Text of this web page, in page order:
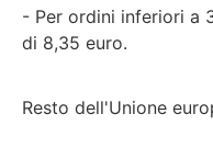
- Per ordini inferiori a
di 8,35 euro.
Resto dell'Unione